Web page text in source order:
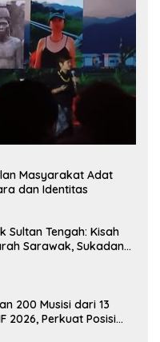
Masyarakat Adat
dan Identitas
Sultan Tengah: Kisah
Sarawak, Sukadana,
200 Musisi dari 13
2026, Perkuat Posisi